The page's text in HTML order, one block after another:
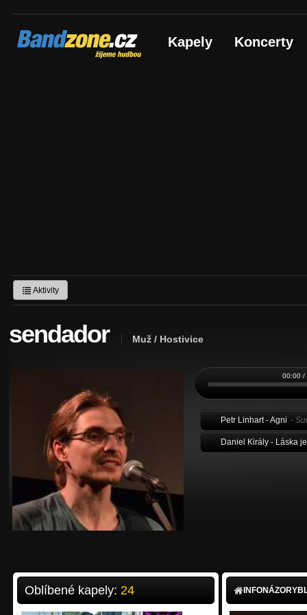
Bandzone.cz
žijeme hudbou Kapely Koncerty
Aktivity
sendador Muž / Hostivice
00:00 /
Petr Linhart - Agni -
Daniel Király - Láska
Oblíbené kapely: 24 INFONÁZORY